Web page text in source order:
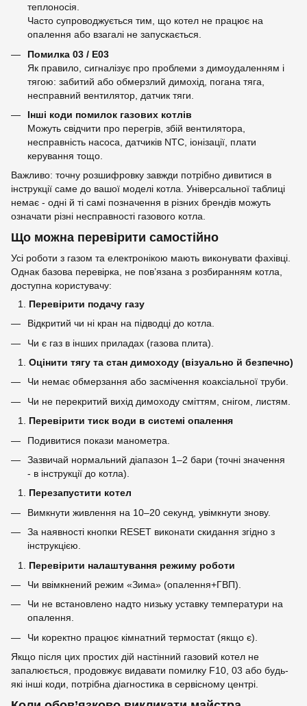
теплоносія.
Часто супроводжується тим, що котел не працює на
опалення або взагалі не запускається.
Помилка 03 / E03
Як правило, сигналізує про проблеми з димоудаленням і
тягою: забитий або обмерзлий димохід, погана тяга,
несправний вентилятор, датчик тяги.
Інші коди помилок газових котлів
Можуть свідчити про перегрів, збій вентилятора,
несправність насоса, датчиків NTC, іонізації, плати
керування тощо.
Важливо: точну розшифровку завжди потрібно дивитися в
інструкції саме до вашої моделі котла. Універсальної таблиці
немає - одні й ті самі позначення в різних брендів можуть
означати різні несправності газового котла.
Що можна перевірити самостійно
Усі роботи з газом та електронікою мають виконувати фахівці.
Однак базова перевірка, не пов’язана з розбиранням котла,
доступна користувачу:
Перевірити подачу газу
Відкритий чи ні кран на підводці до котла.
Чи є газ в інших приладах (газова плита).
Оцінити тягу та стан димоходу (візуально й безпечно)
Чи немає обмерзання або засмічення коаксіальної труби.
Чи не перекритий вихід димоходу сміттям, снігом, листям.
Перевірити тиск води в системі опалення
Подивитися покази манометра.
Зазвичай нормальний діапазон 1–2 бари (точні значення
- в інструкції до котла).
Перезапустити котел
Вимкнути живлення на 10–20 секунд, увімкнути знову.
За наявності кнопки RESET виконати скидання згідно з
інструкцією.
Перевірити налаштування режиму роботи
Чи ввімкнений режим «Зима» (опалення+ГВП).
Чи не встановлено надто низьку уставку температури на
опалення.
Чи коректно працює кімнатний термостат (якщо є).
Якщо після цих простих дій настінний газовий котел не
запалюється, продовжує видавати помилку F10, 03 або будь-
які інші коди, потрібна діагностика в сервісному центрі.